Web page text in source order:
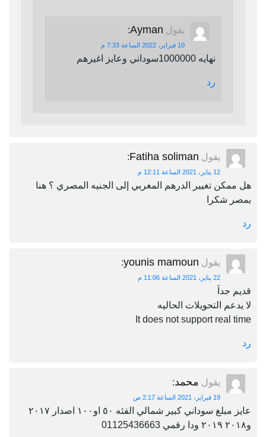
يقول Ayman
:
10 فبراير، 2022 الساعة 7:33 م
نهايه 1000000سوداني وعايز اغيرهم
رد
يقول Fatiha soliman
:
12 يناير، 2021 الساعة 12:11 م
هل ممكن تغيير الدرهم المغربي إلى الجنيه المصري ؟ هنا
بمصر شكرا
رد
يقول younis mamoun
:
22 يناير، 2021 الساعة 11:06 م
قديم جداَ
لا يدعم التحويلات الحاليه
It does not support real time
رد
يقول محمد:
19 فبراير، 2021 الساعة 2:17 ص
عايز مبلغ سوداني كبير شمالي الفئه ٥٠ او١٠٠ اصدار ٢٠١٧
و٢٠١٨ ٢٠١٩ ودا رقمي 01125436663